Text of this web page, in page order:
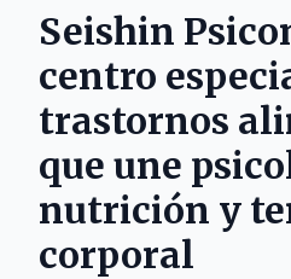
Seishin
centro
trastornos
que une
nutrición y
corporal